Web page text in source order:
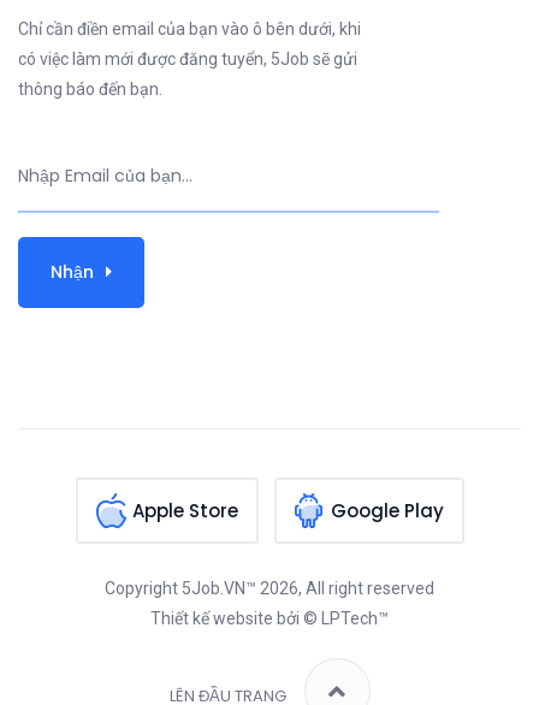
Chỉ cần điền email của bạn vào ô bên dưới, khi
có việc làm mới được đăng tuyển, 5Job sẽ gửi
thông báo đến bạn.
Nhận
Apple Store Google Play
Copyright 5Job.VN™ 2026, All right reserved
Thiết kế website bởi © LPTech™
LÊN ĐẦU TRANG